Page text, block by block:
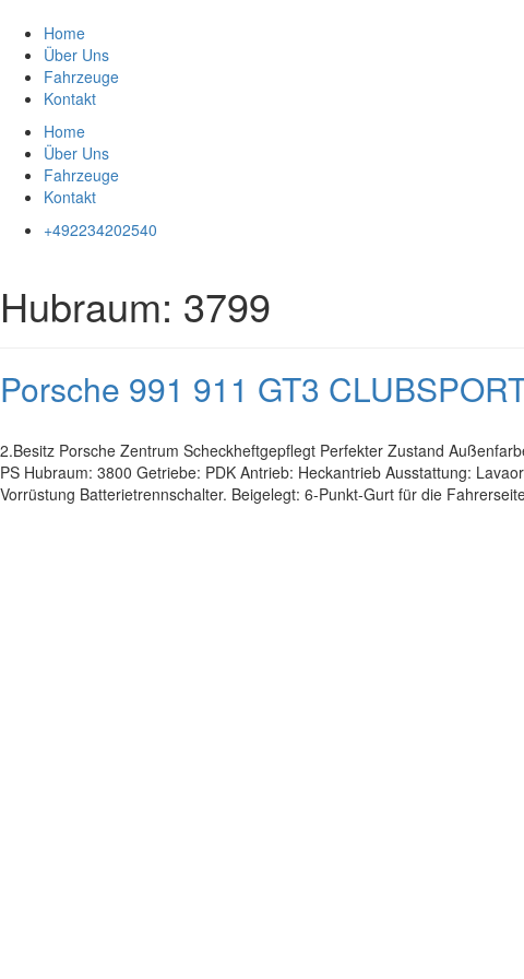
Inhalt
springen
Home
Über Uns
Fahrzeuge
Kontakt
Home
Über Uns
Fahrzeuge
Kontakt
+492234202540
Hubraum: 3799
Porsche 991 911 GT3
2.Besitz Porsche Zentrum Scheckheftgepflegt Perfekter Zustand
PS Hubraum: 3800 Getriebe: PDK Antrieb: Heckantrieb Ausstattung:
Vorrüstung Batterietrennschalter. Beigelegt: 6-Punkt-Gurt für die